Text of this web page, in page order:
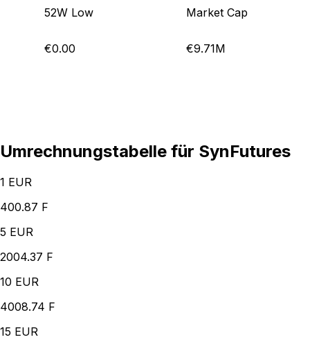
52W Low
€0.00
Market Cap
€9.71M
Umrechnungstabelle für SynFutures
1 EUR
400.87 F
5 EUR
2004.37 F
10 EUR
4008.74 F
15 EUR